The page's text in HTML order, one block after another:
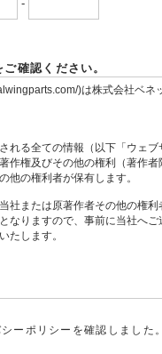
-
確認ください。
ーポリシーを確認しました。